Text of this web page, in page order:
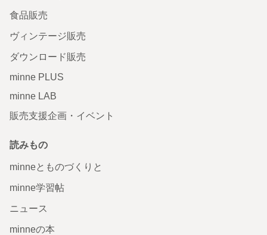
食品販売
ヴィンテージ販売
ダウンロード販売
minne PLUS
minne LAB
販売支援企画・イベント
読みもの
minneとものづくりと
minne学習帖
ニュース
minneの本